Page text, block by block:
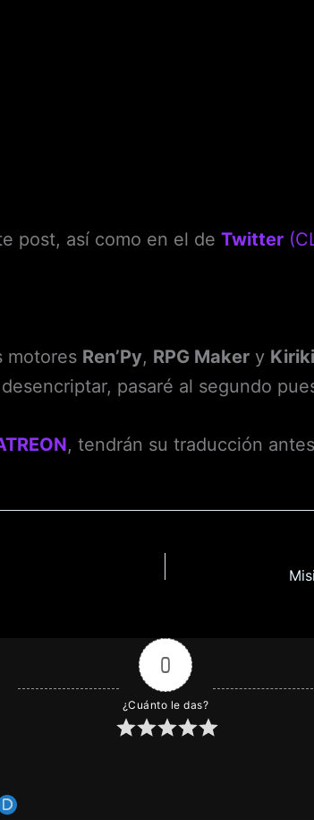
post, así como en el de Twitter
motores Ren’Py, RPG Maker y
pasaré al segundo
, tendrán su traducción
0
¿Cuánto le das?